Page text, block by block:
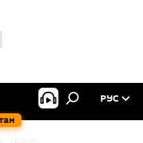
РУС